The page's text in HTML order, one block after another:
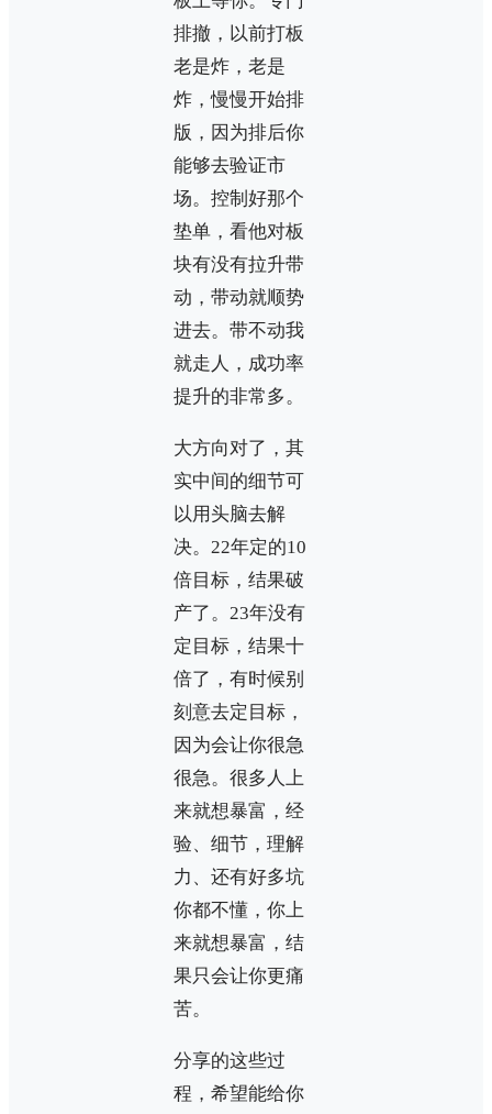
排撤，以前打板
老是炸，老是
炸，慢慢开始排
版，因为排后你
能够去验证市
场。控制好那个
垫单，看他对板
块有没有拉升带
动，带动就顺势
进去。带不动我
就走人，成功率
提升的非常多。
大方向对了，其
实中间的细节可
以用头脑去解
决。22年定的10
倍目标，结果破
产了。23年没有
定目标，结果十
倍了，有时候别
刻意去定目标，
因为会让你很急
很急。很多人上
来就想暴富，经
验、细节，理解
力、还有好多坑
你都不懂，你上
来就想暴富，结
果只会让你更痛
苦。
分享的这些过
程，希望能给你